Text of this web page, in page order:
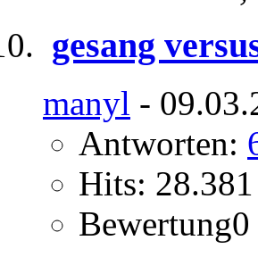
gesang
manyl -
Antworten:
Hits: 28.381
Bewertung0